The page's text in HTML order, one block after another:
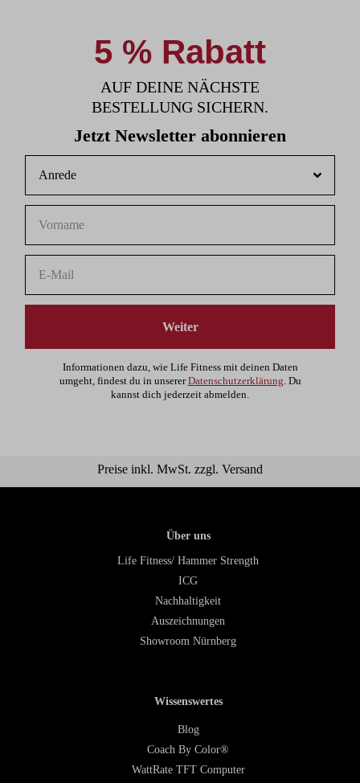
5 % Rabatt
AUF DEINE NÄCHSTE
BESTELLUNG SICHERN.
Jetzt Newsletter abonnieren
Weiter
Informationen dazu, wie Life Fitness mit deinen Daten
umgeht, findest du in unsererDatenschutzerklärung. Du
kannst dich jederzeit abmelden.
Preise inkl. MwSt. zzgl. Versand
Über uns
Life Fitness/ Hammer Strength
ICG
Nachhaltigkeit
Auszeichnungen
Showroom Nürnberg
Wissenswertes
Blog
Coach By Color®
WattRate TFT Computer